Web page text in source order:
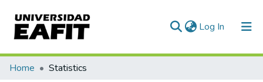
Log In (current)
Communities & Collections
Home Statistics